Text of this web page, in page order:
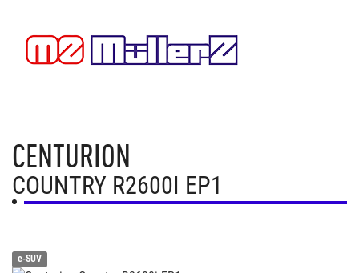
CENTURION
COUNTRY R2600I EP1
e-SUV